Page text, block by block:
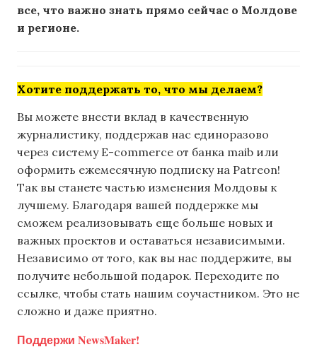
все, что важно знать прямо сейчас о Молдове
и регионе.
Хотите поддержать то, что мы делаем?
Вы можете внести вклад в качественную
журналистику, поддержав нас единоразово
через систему E-commerce от банка maib или
оформить ежемесячную подписку на Patreon!
Так вы станете частью изменения Молдовы к
лучшему. Благодаря вашей поддержке мы
сможем реализовывать еще больше новых и
важных проектов и оставаться независимыми.
Независимо от того, как вы нас поддержите, вы
получите небольшой подарок. Переходите по
ссылке, чтобы стать нашим соучастником. Это не
сложно и даже приятно.
Поддержи NewsMaker!